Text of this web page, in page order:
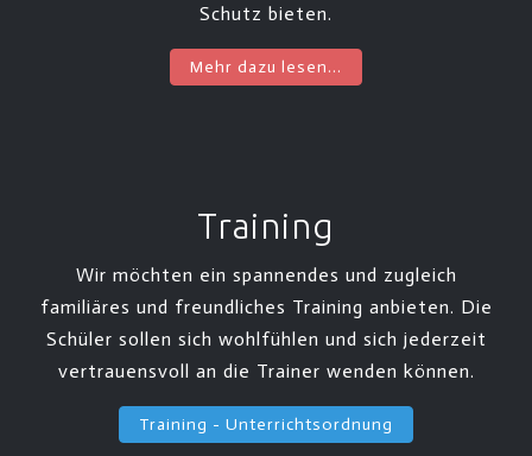
Schutz bieten.
Mehr dazu lesen...
Training
Wir möchten ein spannendes und zugleich
familiäres und freundliches Training anbieten. Die
Schüler sollen sich wohlfühlen und sich jederzeit
vertrauensvoll an die Trainer wenden können.
Training - Unterrichtsordnung